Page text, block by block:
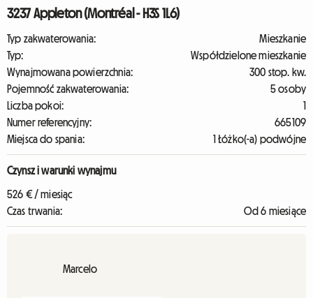
3237 Appleton (Montréal - H3S 1L6)
Typ zakwaterowania:
Mieszkanie
Typ:
Współdzielone mieszkanie
Wynajmowana powierzchnia:
300 stop. kw.
Pojemność zakwaterowania:
5 osoby
Liczba pokoi:
1
Numer referencyjny:
665109
Miejsca do spania:
1 Łóżko(-a) podwójne
Czynsz i warunki wynajmu
526 € / miesiąc
Czas trwania:
Od 6 miesiące
Marcelo